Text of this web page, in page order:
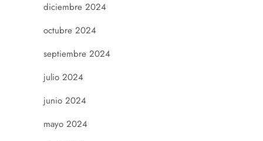
diciembre 2024
octubre 2024
septiembre 2024
julio 2024
junio 2024
mayo 2024